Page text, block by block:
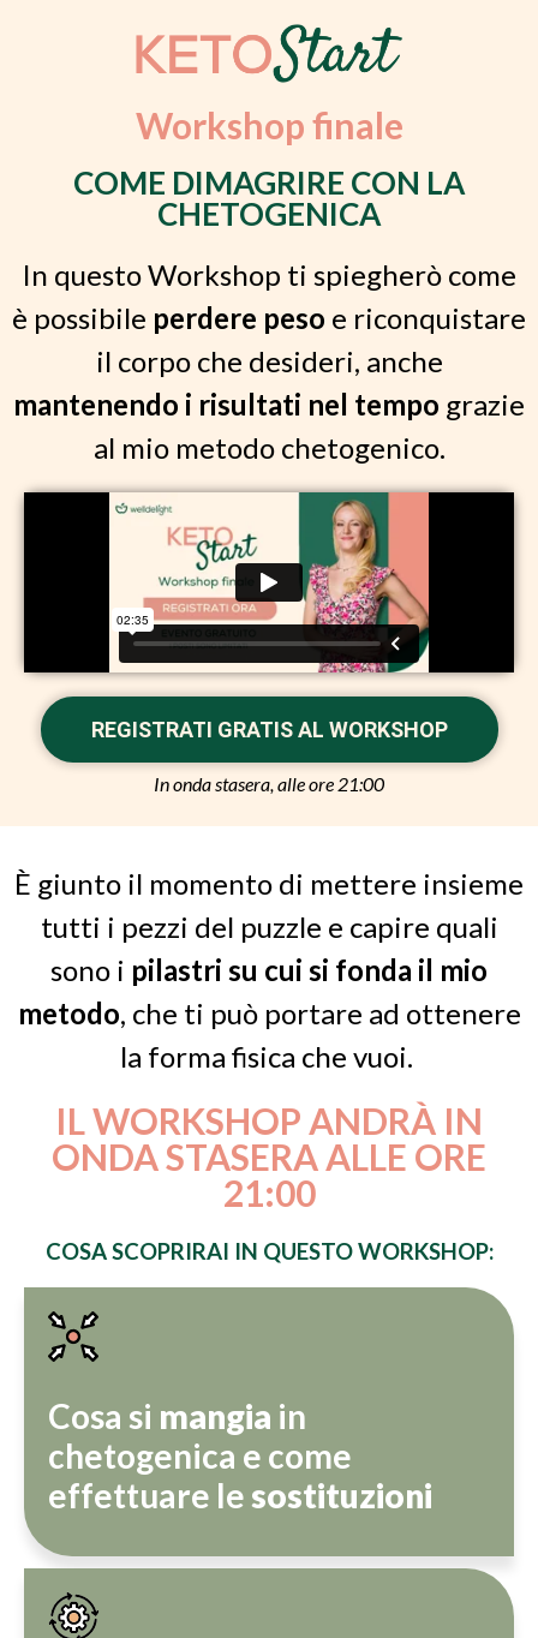
Workshop finale
COME DIMAGRIRE CON LA
CHETOGENICA
In questo Workshop ti spiegherò come
è possibile perdere peso e riconquistare
il corpo che desideri, anche
mantenendo i risultati nel tempo grazie
al mio metodo chetogenico.
REGISTRATI GRATIS AL WORKSHOP
In onda stasera, alle ore 21:00
È giunto il momento di mettere insieme
tutti i pezzi del puzzle e capire quali
sono i pilastri su cui si fonda il mio
metodo, che ti può portare ad ottenere
la forma fisica che vuoi.
IL WORKSHOP ANDRÀ IN
ONDA STASERA ALLE ORE
21:00
COSA SCOPRIRAI IN QUESTO WORKSHOP:
Cosa si mangia in
chetogenica e come
effettuare le sostituzioni